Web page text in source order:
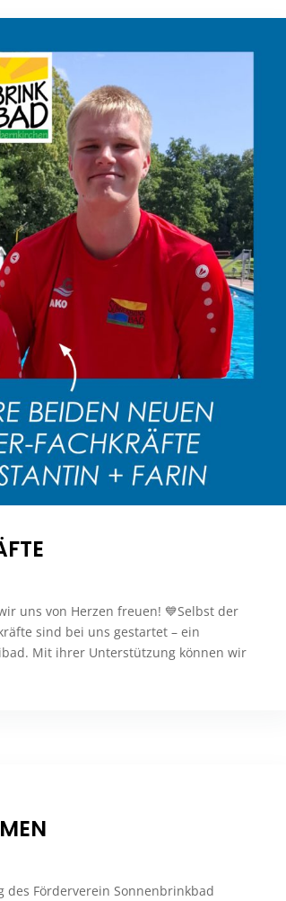
uns von Herzen freuen! 💙Selbst der
sind bei uns gestartet – ein
Mit ihrer Unterstützung können wir
des Förderverein Sonnenbrinkbad